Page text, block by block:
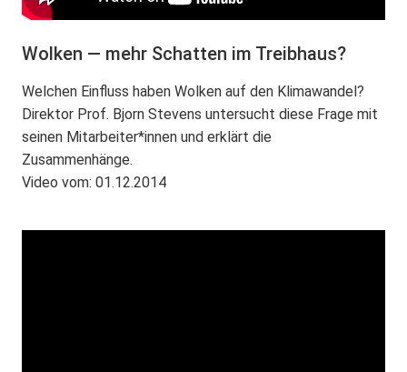
Wolken — mehr Schatten im Treibhaus?
Welchen Einfluss haben Wolken auf den Klimawandel?
Direktor Prof. Bjorn Stevens untersucht diese Frage mit
seinen Mitarbeiter*innen und erklärt die
Zusammenhänge.
Video vom: 01.12.2014